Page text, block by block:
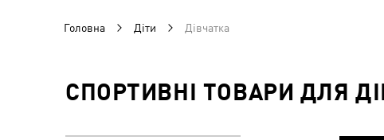
Головна Діти Дівчатка
СПОРТИВНІ ТОВАРИ ДЛЯ